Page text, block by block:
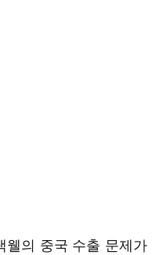
웰의 중국 수출 문제가